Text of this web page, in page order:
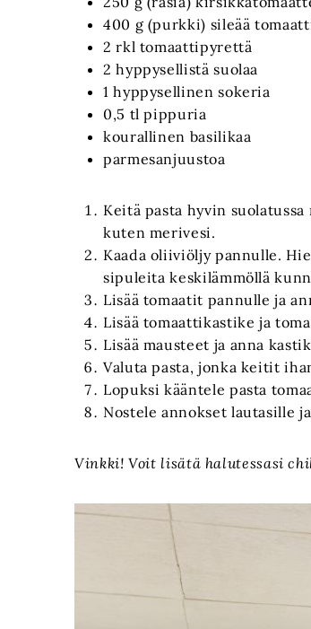
400 g (purkki) sileää
2 rkl tomaattipyrettä
2 hyppysellistä suolaa
1 hyppysellinen sokeria
0,5 tl pippuria
kourallinen basilikaa
parmesanjuustoa
Keitä pasta hyvin suolatussa
kuten merivesi.
Kaada oliiviöljy pannulle.
sipuleita keskilämmöllä
Lisää tomaatit pannulle ja
Lisää tomaattikastike ja
Lisää mausteet ja anna
Valuta pasta, jonka keitit
Lopuksi kääntele pasta
Nostele annokset lautasille
Vinkki! Voit lisätä halutessasi